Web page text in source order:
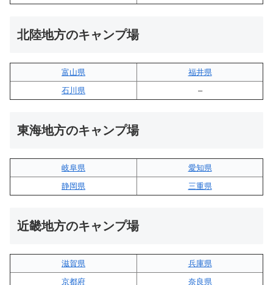
北陸地方のキャンプ場
富山県
福井県
石川県
–
東海地方のキャンプ場
岐阜県
愛知県
静岡県
三重県
近畿地方のキャンプ場
滋賀県
兵庫県
京都府
奈良県